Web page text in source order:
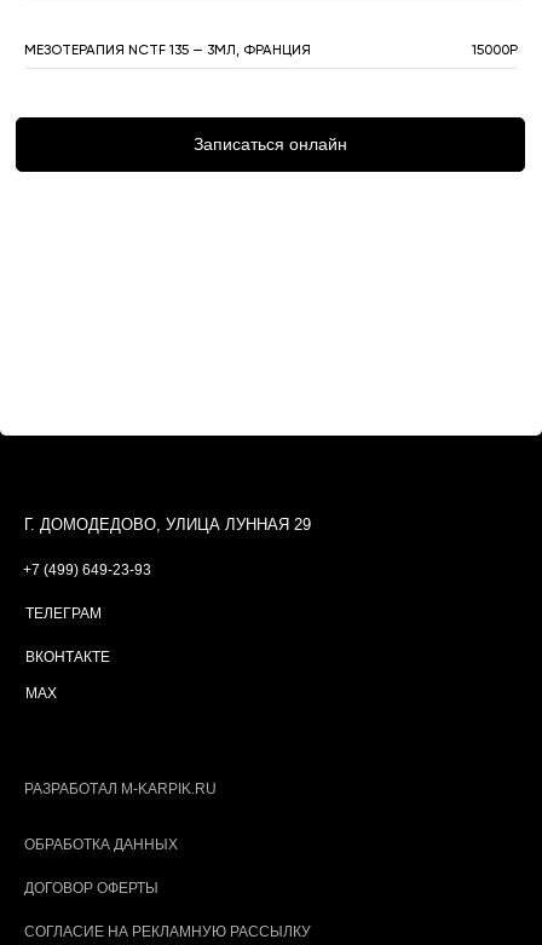
МЕЗОТЕРАПИЯ NCTF 135 — 3МЛ, ФРАНЦИЯ 15000Р
Записаться онлайн
Г. ДОМОДЕДОВО, УЛИЦА ЛУННАЯ 29
+7 (499) 649-23-93
ТЕЛЕГРАМ
ВКОНТАКТЕ
MAX
РАЗРАБОТАЛ M-KARPIK.RU
ОБРАБОТКА ДАННЫХ
ДОГОВОР ОФЕРТЫ
СОГЛАСИЕ НА РЕКЛАМНУЮ РАССЫЛКУ